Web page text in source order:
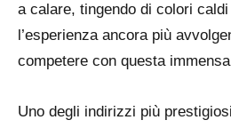
a calare, tingendo di colori
l’esperienza ancora più
competere con questa
Uno degli indirizzi più